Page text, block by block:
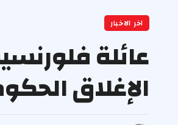
اخر الاخبار
عائلة
الإغلاق